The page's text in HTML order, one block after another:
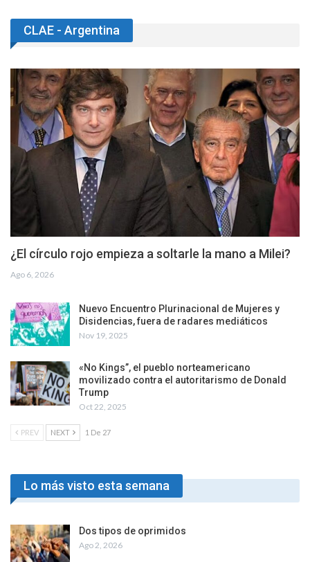
CLAE - Argentina
¿El círculo rojo empieza a soltarle la mano a Milei?
Ago 6, 2026
Nuevo Encuentro Plurinacional de Mujeres y
Disidencias, fuera de radares mediáticos
Nov 19, 2025
«No Kings”, el pueblo norteamericano
movilizado contra el autoritarismo de Donald
Trump
Oct 22, 2025
PREV NEXT 1 De 27
Lo más visto esta semana
Dos tipos de oprimidos
Ago 2, 2026